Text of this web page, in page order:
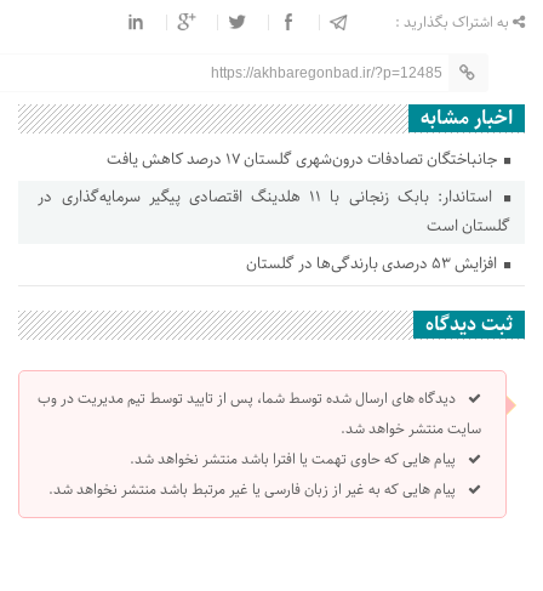
به اشتراک بگذارید :
https://akhbaregonbad.ir/?p=12485
اخبار مشابه
جانباختگان تصادفات درون‌شهری گلستان ۱۷ درصد کاهش یافت
استاندار: بابک زنجانی با ۱۱ هلدینگ اقتصادی پیگیر سرمایه‌گذاری در
گلستان است
افزایش ۵۳ درصدی بارندگی‌ها در گلستان
ثبت دیدگاه
دیدگاه های ارسال شده توسط شما، پس از تایید توسط تیم مدیریت در وب
سایت منتشر خواهد شد.
پیام هایی که حاوی تهمت یا افترا باشد منتشر نخواهد شد.
پیام هایی که به غیر از زبان فارسی یا غیر مرتبط باشد منتشر نخواهد شد.